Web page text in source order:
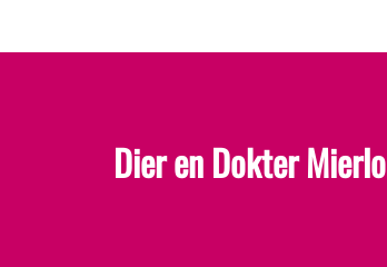
Dier en Dokter Mierlo